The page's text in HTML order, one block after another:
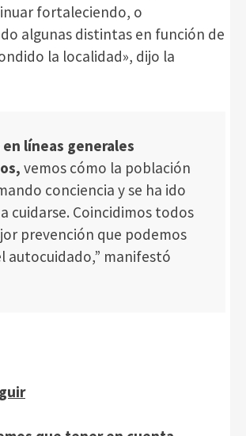
fortaleciendo, o
algunas distintas en función de
la localidad», dijo la
en líneas generales
vemos cómo la población
conciencia y se ha ido
cuidarse. Coincidimos todos
prevención que podemos
autocuidado,” manifestó